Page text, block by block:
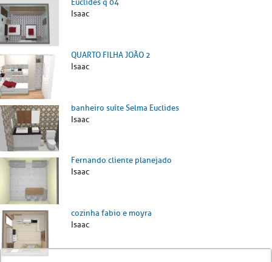
Euclides q 04
Isaac
QUARTO FILHA JOÃO 2
Isaac
banheiro suíte Selma Euclides
Isaac
Fernando cliente planejado
Isaac
cozinha fabio e moyra
Isaac